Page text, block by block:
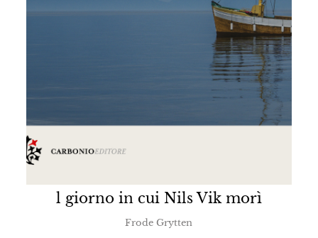
l giorno in cui Nils Vik morì
Frode Grytten